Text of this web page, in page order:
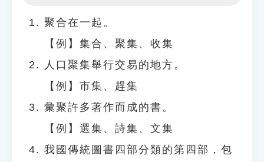
聚合在一起。
【例】集合、聚集、收集
人口聚集舉行交易的地方。
【例】市集、趕集
彙聚許多著作而成的書。
【例】選集、詩集、文集
我國傳統圖書四部分類的第四部，包